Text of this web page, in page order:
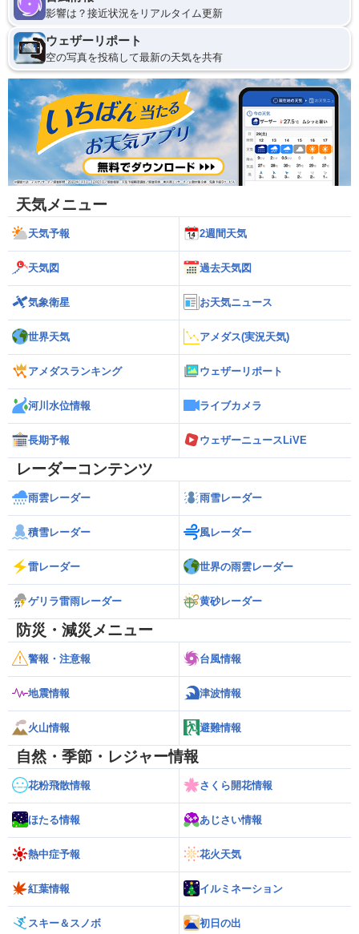
影響は？接近状況をリアルタイム更新
ウェザーリポート
空の写真を投稿して最新の天気を共有
天気メニュー
天気予報 2週間天気
天気図 過去天気図
気象衛星 お天気ニュース
世界天気 アメダス(実況天気)
アメダスランキング ウェザーリポート
河川水位情報 ライブカメラ
長期予報 ウェザーニュースLiVE
レーダーコンテンツ
雨雲レーダー 雨雪レーダー
積雪レーダー 風レーダー
雷レーダー 世界の雨雲レーダー
ゲリラ雷雨レーダー 黄砂レーダー
防災・減災メニュー
警報・注意報 台風情報
地震情報 津波情報
火山情報 避難情報
自然・季節・レジャー情報
花粉飛散情報 さくら開花情報
ほたる情報 あじさい情報
熱中症予報 花火天気
紅葉情報 イルミネーション
スキー＆スノボ 初日の出